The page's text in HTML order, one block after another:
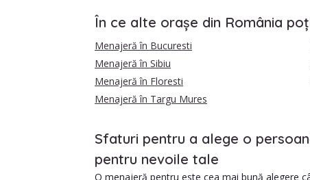
În ce alte orașe din România
Menajeră în Bucuresti
Menajeră în Sibiu
Menajeră în Floresti
Menajeră în Targu Mures
Sfaturi pentru a alege o
pentru nevoile tale
O menajeră pentru este cea mai bună alegere